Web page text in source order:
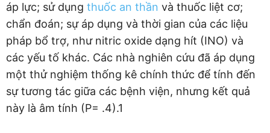
áp lực; sử dụng thuốc an thần và thuốc liệt cơ;
chẩn đoán; sự áp dụng và thời gian của các liệu
pháp bổ trợ, như nitric oxide dạng hít (INO) và
các yếu tố khác. Các nhà nghiên cứu đã áp dụng
một thử nghiệm thống kê chính thức để tính đến
sự tương tác giữa các bệnh viện, nhưng kết quả
này là âm tính (P= .4).1